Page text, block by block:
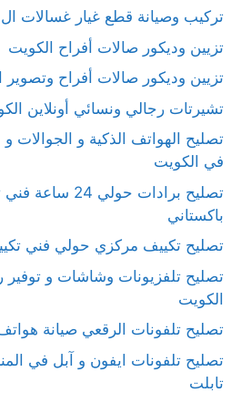
تركيب وصيانة قطع غيار غسالات
تزيين وديكور صالات أفراح الكويت
تزيين وديكور صالات أفراح وتصوير
تشيرتات رجالي ونسائي أونلاين
تصليح الهواتف الذكية و الجوالات و
في الكويت
تصليح برادات حولي
باكستاني
تصليح تكييف مركزي حولي فني
تصليح تلفزيونات وشاشات و
الكويت
تصليح تلفونات الرقعي صيانة
تصليح تلفونات ايفون و آبل في
تابلت